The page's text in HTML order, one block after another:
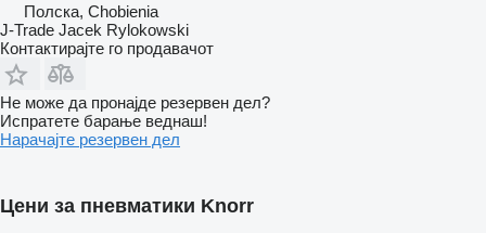
Полска, Chobienia
J-Trade Jacek Rylokowski
Контактирајте го продавачот
Не може да пронајде резервен дел?
Испратете барање веднаш!
Нарачајте резервен дел
Цени за пневматики Knorr